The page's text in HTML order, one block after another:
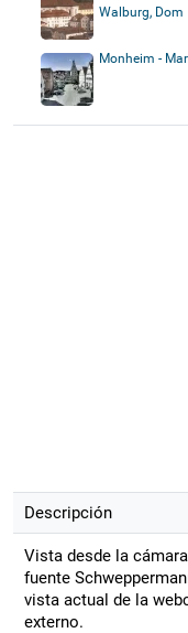
Walburg, Dom
Monheim -
Descripción
Vista desde la
fuente
vista actual de la
externo.